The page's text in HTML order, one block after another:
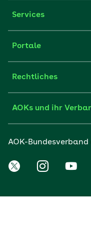
Services
Portale
Rechtliches
AOKs und ihr
AOK-